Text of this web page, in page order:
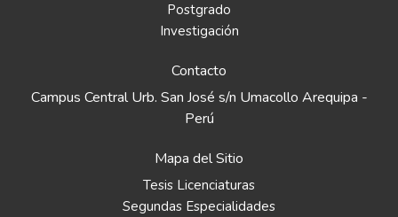
Postgrado
Investigación
Contacto
Campus Central Urb. San José s/n Umacollo Arequipa -
Perú
Mapa del Sitio
Tesis Licenciaturas
Segundas Especialidades